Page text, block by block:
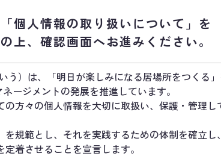
個人情報の取り扱いについて」 を
上、 確認画面へお進みください。
う）は、「明日が楽しみになる居場所をつくる
ージメントの発展を推進しています。
方々の個人情報を大切に取扱い、保護・管理
規範とし、それを実践するための体制を確立
着させることを宣言します。